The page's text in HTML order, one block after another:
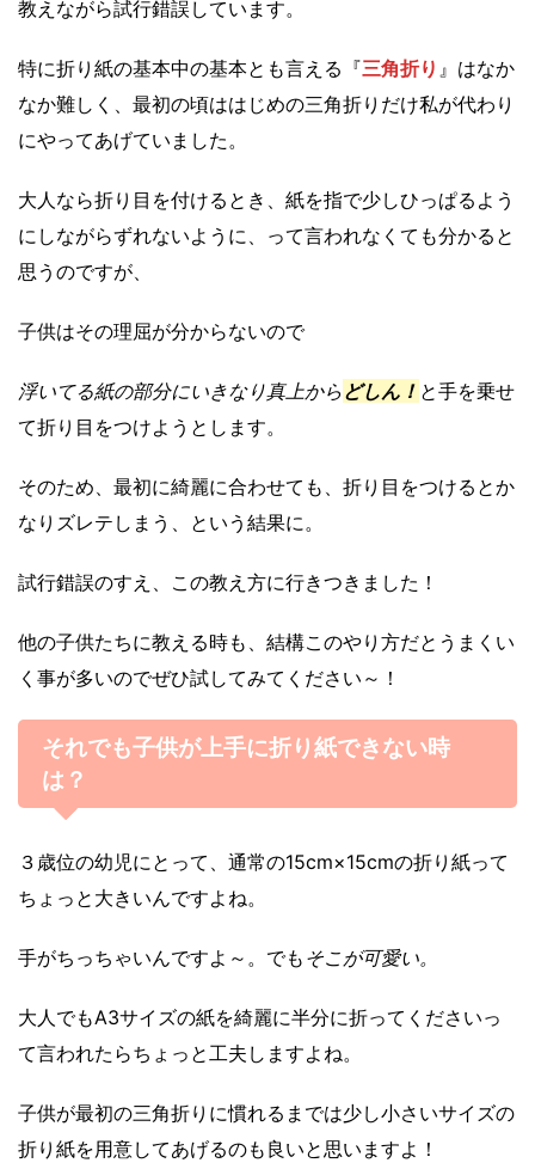
教えながら試行錯誤しています。
特に折り紙の基本中の基本とも言える『三角折り 』はなか
なか難しく、最初の頃ははじめの三角折りだけ私が代わり
にやってあげていました。
大人なら折り目を付けるとき、紙を指で少しひっぱるよう
にしながらずれないように、って言われなくても分かると
思うのですが、
子供はその理屈が分からないので
浮いてる紙の部分にいきなり真上から どしん！ と手を乗せ
て折り目をつけようとします。
そのため、最初に綺麗に合わせても、折り目をつけるとか
なりズレテしまう、という結果に。
試行錯誤のすえ、この教え方に行きつきました！
他の子供たちに教える時も、結構このやり方だとうまくい
く事が多いのでぜひ試してみてください～！
それでも子供が上手に折り紙できない時
は？
３歳位の幼児にとって、通常の15cm×15cmの折り紙って
ちょっと大きいんですよね。
手がちっちゃいんですよ～。でも そこが可愛い。
大人でもA3サイズの紙を綺麗に半分に折ってくださいっ
て言われたらちょっと工夫しますよね。
子供が最初の三角折りに慣れるまでは少し小さいサイズの
折り紙を用意してあげるのも良いと思いますよ！